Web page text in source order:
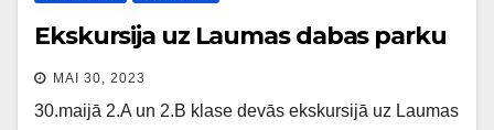
Ekskursija uz Laumas dabas parku
MAI 30, 2023
30.maijā 2.A un 2.B klase devās ekskursijā uz Laumas